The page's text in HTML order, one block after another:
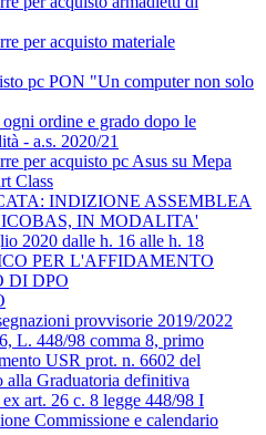
per acquisto materiale
pc PON "Un computer non solo
ordine e grado dopo le
- a.s. 2020/21
per acquisto pc Asus su Mepa
Class
INDIZIONE ASSEMBLEA
IN MODALITA'
2020 dalle h. 16 alle h. 18
PER L'AFFIDAMENTO
DI DPO
provvisorie 2019/2022
L. 448/98 comma 8, primo
USR prot. n. 6602 del
alla Graduatoria definitiva
art. 26 c. 8 legge 448/98 I
Commissione e calendario